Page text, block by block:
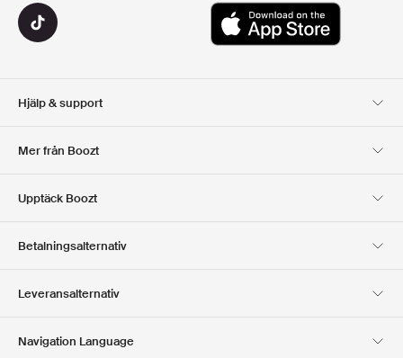
Hjälp & support
Mer från Boozt
Club Boozt
Upptäck Boozt
Press & utmärkelser
Betalningsalternativ
Leveransalternativ
Navigation Language